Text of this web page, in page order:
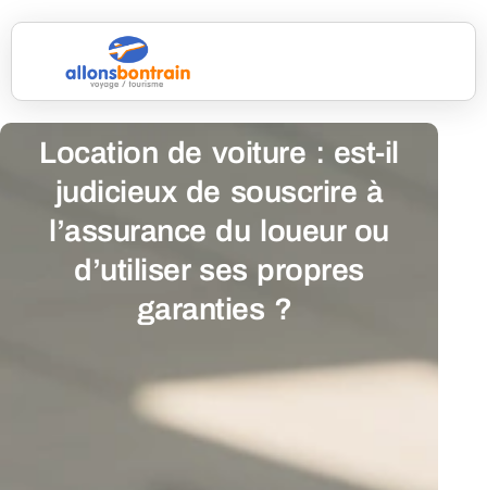
Location de voiture : est-il
judicieux de souscrire à
l’assurance du loueur ou
d’utiliser ses propres
garanties ?